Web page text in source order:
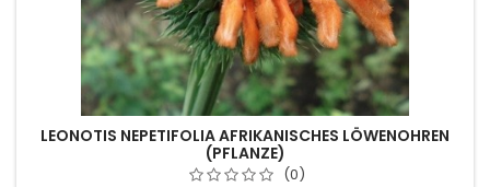
LEONOTIS NEPETIFOLIA AFRIKANISCHES LÖWENOHREN
(PFLANZE)
(0)